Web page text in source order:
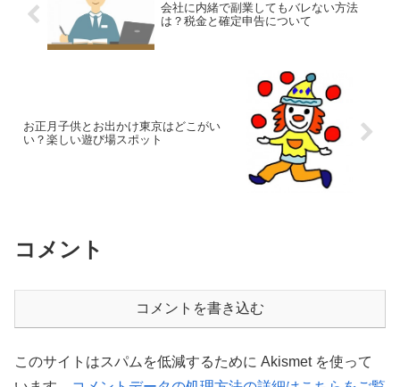
会社に内緒で副業してもバレない方法
は？税金と確定申告について
お正月子供とお出かけ東京はどこがい
い？楽しい遊び場スポット
コメント
コメントを書き込む
このサイトはスパムを低減するために Akismet を使って